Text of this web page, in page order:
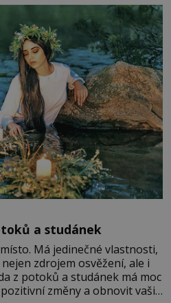
sukni,“ zhodnotí švadlena
„Ošidili vás, podívejte.“
a studánek
Má jedinečné vlastnosti,
zdrojem osvěžení, ale i
z potoků a studánek má moc
změny a obnovit vaši